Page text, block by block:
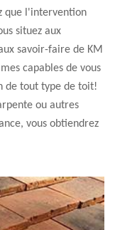
que l'intervention
situez aux
savoir-faire de KM
capables de vous
de tout type de toit!
ou autres
vous obtiendrez